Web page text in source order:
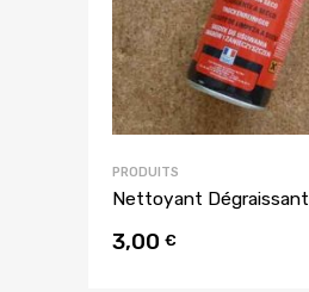
PRODUITS
Nettoyant Dégraissant
3,00 €